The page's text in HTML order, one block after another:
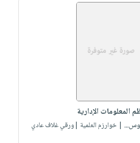
المعلومات الإدارية
| خوارزم العلمية |ورقي غلاف عادي